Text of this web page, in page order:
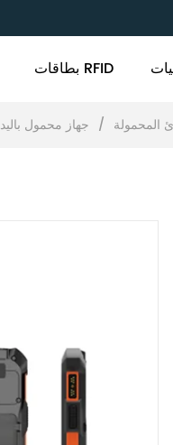
بطاقات RFID
المحمولة / جهاز محمول باليد